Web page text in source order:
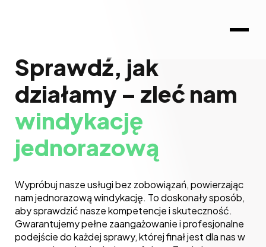
Sprawdź, jak
działamy – zleć nam
windykację
jednorazową
Wypróbuj nasze usługi bez zobowiązań, powierzając
nam jednorazową windykację. To doskonały sposób,
aby sprawdzić nasze kompetencje i skuteczność.
Gwarantujemy pełne zaangażowanie i profesjonalne
podejście do każdej sprawy, której finał jest dla nas w